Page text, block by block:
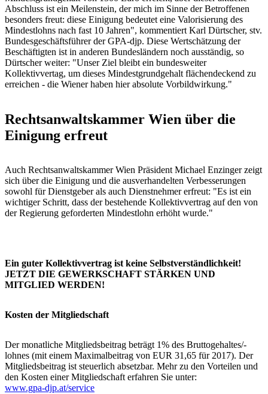
Abschluss ist ein Meilenstein, der mich im Sinne der Betroffenen
besonders freut: diese Einigung bedeutet eine Valorisierung des
Mindestlohns nach fast 10 Jahren", kommentiert Karl Dürtscher, stv.
Bundesgeschäftsführer der GPA-djp. Diese Wertschätzung der
Beschäftigten ist in anderen Bundesländern noch ausständig, so
Dürtscher weiter: "Unser Ziel bleibt ein bundesweiter
Kollektivvertag, um dieses Mindestgrundgehalt flächendeckend zu
erreichen - die Wiener haben hier absolute Vorbildwirkung."
Rechtsanwaltskammer Wien über die
Einigung erfreut
Auch Rechtsanwaltskammer Wien Präsident Michael Enzinger zeigt
sich über die Einigung und die ausverhandelten Verbesserungen
sowohl für Dienstgeber als auch Dienstnehmer erfreut: "Es ist ein
wichtiger Schritt, dass der bestehende Kollektivvertrag auf den von
der Regierung geforderten Mindestlohn erhöht wurde."
Ein guter Kollektivvertrag ist keine Selbstverständlichkeit!
JETZT DIE GEWERKSCHAFT STÄRKEN UND
MITGLIED WERDEN!
Kosten der Mitgliedschaft
Der monatliche Mitgliedsbeitrag beträgt 1% des Bruttogehaltes/-
lohnes (mit einem Maximalbeitrag von EUR 31,65 für 2017). Der
Mitgliedsbeitrag ist steuerlich absetzbar. Mehr zu den Vorteilen und
den Kosten einer Mitgliedschaft erfahren Sie unter:
www.gpa-djp.at/service